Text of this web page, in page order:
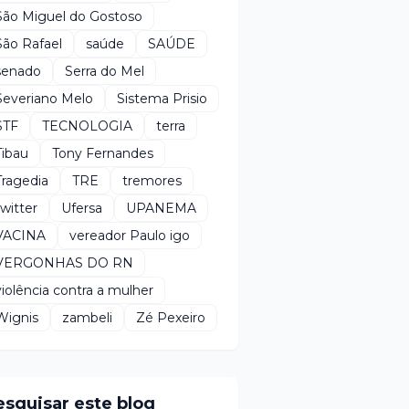
Miguel do Gostoso
Rafael
saúde
SAÚDE
Serra do Mel
Melo
Sistema Prisio
TECNOLOGIA
terra
Tony Fernandes
TRE
tremores
Ufersa
UPANEMA
vereador Paulo igo
DO RN
contra a mulher
zambeli Zé Pexeiro
este blog